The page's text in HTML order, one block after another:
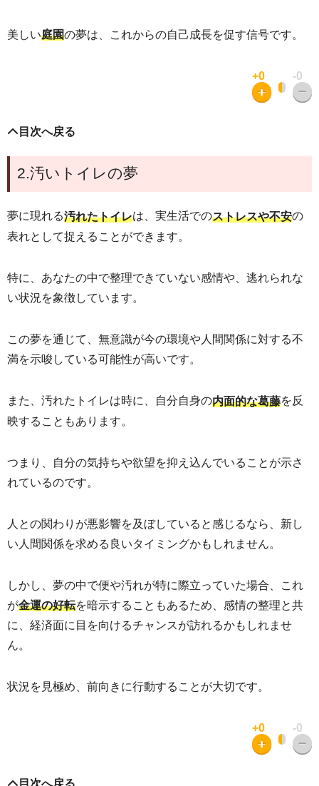
美しい庭園の夢は、これからの自己成長を促す信号です。
+0 -0
目次へ戻る
2.汚いトイレの夢
夢に現れる汚れたトイレは、実生活でのストレスや不安の
表れとして捉えることができます。
特に、あなたの中で整理できていない感情や、逃れられな
い状況を象徴しています。
この夢を通じて、無意識が今の環境や人間関係に対する不
満を示唆している可能性が高いです。
また、汚れたトイレは時に、自分自身の内面的な葛藤を反
映することもあります。
つまり、自分の気持ちや欲望を抑え込んでいることが示さ
れているのです。
人との関わりが悪影響を及ぼしていると感じるなら、新し
い人間関係を求める良いタイミングかもしれません。
しかし、夢の中で便や汚れが特に際立っていた場合、これ
が金運の好転を暗示することもあるため、感情の整理と共
に、経済面に目を向けるチャンスが訪れるかもしれませ
ん。
状況を見極め、前向きに行動することが大切です。
+0 -0
目次へ戻る